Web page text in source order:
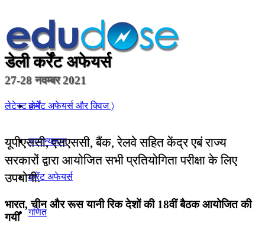
होम
सामान्यज्ञान
करेंट अफेयर्स
गणित
डेली कर्रेंट अफेयर्स
27-28 नवम्बर 2021
लेटेस्ट कर्रेंट अफेयर्स और क्विज 〉
यूपीएससी, एसएससी, बैंक, रेलवे सहित केंद्र एबं राज्य
सरकारों द्वारा आयोजित सभी प्रतियोगिता परीक्षा के लिए
उपयोगी.
भारत, चीन और रूस यानी रिक देशों की 18वीं बैठक आयोजित की
गयी